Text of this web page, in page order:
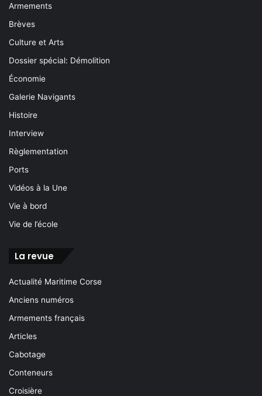
Armements
Brèves
Culture et Arts
Dossier spécial: Démolition
Économie
Galerie Navigants
Histoire
Interview
Règlementation
Ports
Vidéos à la Une
Vie à bord
Vie de l’école
La revue
Actualité Maritime Corse
Anciens numéros
Armements français
Articles
Cabotage
Conteneurs
Croisière